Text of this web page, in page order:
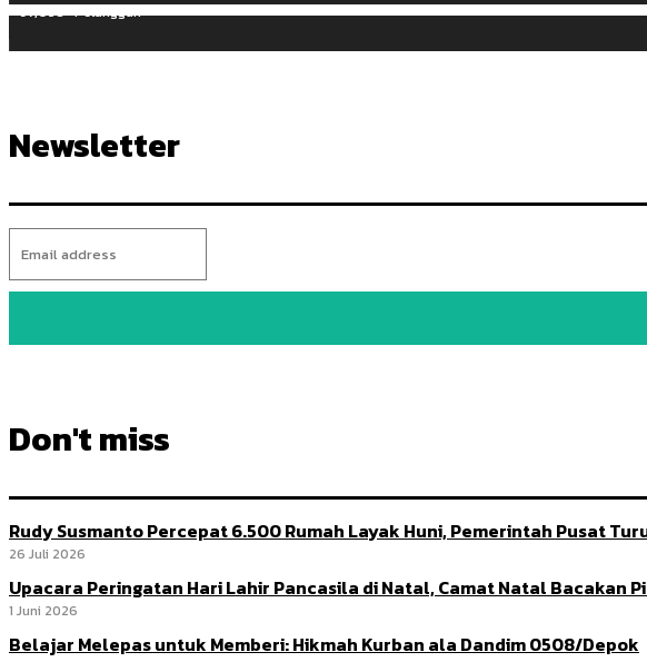
97,058 Pelanggan
Newsletter
Don't miss
Rudy Susmanto Percepat 6.500 Rumah Layak Huni, Pemerintah Pusat
26 Juli 2026
Upacara Peringatan Hari Lahir Pancasila di Natal, Camat Natal Bacakan
1 Juni 2026
Belajar Melepas untuk Memberi: Hikmah Kurban ala Dandim 0508/Depok